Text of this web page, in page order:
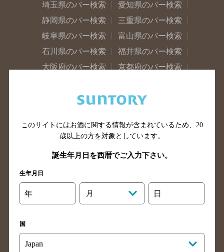
埼玉県のバー検索
愛知県のバー検索
静岡県のバー検索
三重県のバー検索
岐阜県のバー検索
富山県のバー検索
石川県のバー検索
福井県のバー検索
大阪府のバー検索
京都府のバー検索
滋賀県のバー検索
和歌山県のバー検索
山口県のバー検索
鳥取県のバー検索
香川県のバー検索
愛媛県のバー検索
高知県のバー検索
長崎県のバー検索
佐賀県のバー検索
大分県のバー検索
熊本県のバー検索
このサイトにはお酒に関する情報が含まれているため、 20
歳以上の方を対象としています。
誕生年月日を西暦でご入力下さい。
生年月日
年 月 日
国